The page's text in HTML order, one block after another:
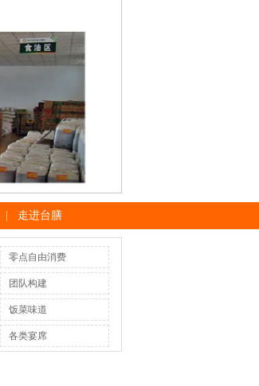
走进台膳
零点自由消费
团队构建
饭菜味道
各类宴席